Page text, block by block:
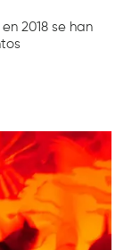
2018 se han